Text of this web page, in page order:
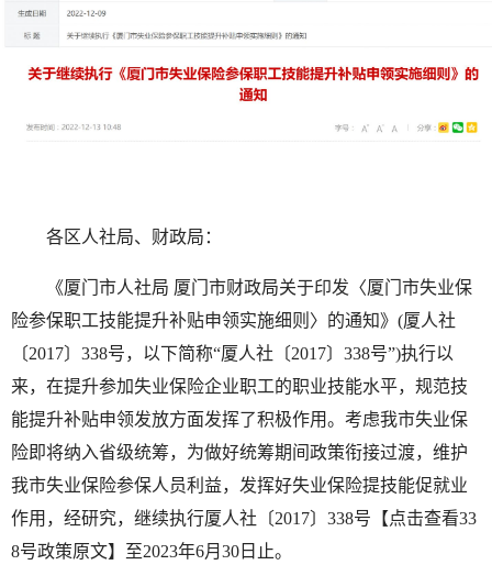
各区人社局、财政局：
《厦门市人社局 厦门市财政局关于印发〈厦门市失业保
险参保职工技能提升补贴申领实施细则〉的通知》(厦人社
〔2017〕338号，以下简称“厦人社〔2017〕338号”)执行以
来，在提升参加失业保险企业职工的职业技能水平，规范技
能提升补贴申领发放方面发挥了积极作用。考虑我市失业保
险即将纳入省级统筹，为做好统筹期间政策衔接过渡，维护
我市失业保险参保人员利益，发挥好失业保险提技能促就业
作用，经研究，继续执行厦人社〔2017〕338号【点击查看33
8号政策原文】至2023年6月30日止。